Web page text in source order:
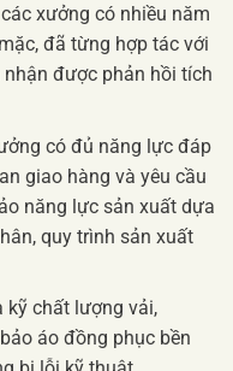
xưởng có nhiều năm
đã từng hợp tác với
được phản hồi tích
có đủ năng lực đáp
giao hàng và yêu cầu
năng lực sản xuất dựa
quy trình sản xuất
kỹ chất lượng vải,
áo đồng phục bền